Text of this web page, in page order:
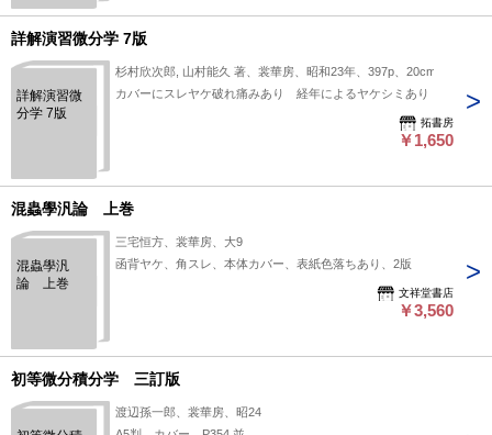
詳解演習微分学 7版
詳解演習微
分学 7版
杉村欣次郎, 山村能久 著、裳華房、昭和23年、397p、20cm
カバーにスレヤケ破れ痛みあり 経年によるヤケシミあり
拓書房
￥1,650
混蟲學汎論 上巻
混蟲學汎
論 上巻
三宅恒方、裳華房、大9
函背ヤケ、角スレ、本体カバー、表紙色落ちあり、2版
文祥堂書店
￥3,560
初等微分積分学 三訂版
渡辺孫一郎、裳華房、昭24